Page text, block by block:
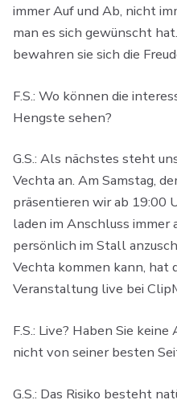
immer Auf und Ab, nicht
man es sich gewünscht
bewahren sie sich die
F.S.: Wo können die
Hengste sehen?
G.S.: Als nächstes steht
Vechta an. Am Samstag,
präsentieren wir ab 19:00
laden im Anschluss immer
persönlich im Stall
Vechta kommen kann, hat
Veranstaltung live bei
F.S.: Live? Haben Sie
nicht von seiner besten
G.S.: Das Risiko besteht